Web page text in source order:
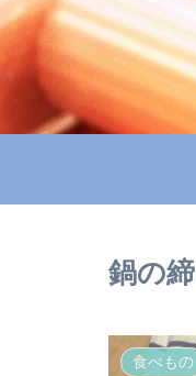
鍋の
食べもの